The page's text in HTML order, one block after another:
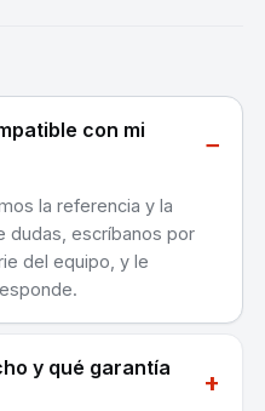
con mi
−
la referencia y la
dudas, escríbanos por
del equipo, y le
y qué garantía
+